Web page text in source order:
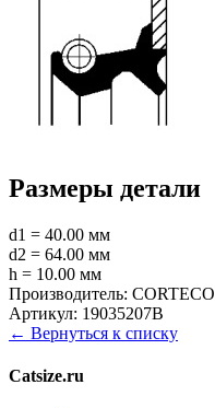
Размеры детали
d1 = 40.00 мм
d2 = 64.00 мм
h = 10.00 мм
Производитель: CORTECO
Артикул: 19035207B
← Вернуться к списку
Catsize.ru